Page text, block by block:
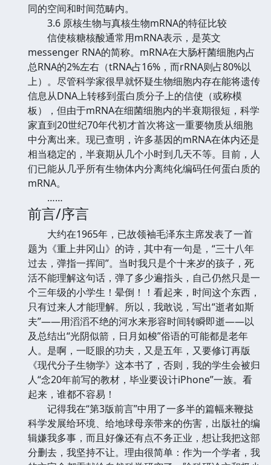
同的空间和时间范畴内。
3.6 原核生物与真核生物mRNA的特征比较
信使核糖核酸通常用mRNA表示，是英文
messenger RNA的简称。mRNA在大肠杆菌细胞内占
总RNA的2%左右（tRNA占16%，而rRNA则占80%以
上）。尽管科学家很早就怀疑生物细胞内存在能将遗传
信息从DNA上转移到蛋白质分子上的信使（或称模
板），但由于mRNA在细菌细胞内的半衰期很短，科学
家直到20世纪70年代初才首次将这一重要物质从细胞
中分离出来。现已查明，许多基因的mRNA在体内还是
相当稳定的，半衰期从几个小时到几天不等。目前，人
们已能从几乎所有生物体内分离纯化编码任何蛋白质的
mRNA。
……
前言/序言
大约在1965年，已故领袖毛泽东主席发表了一首
题为《重上井冈山》的诗，其中有一句是，“三十八年
过去，弹指一挥间”。当时我只是个十来岁的孩子，死
活不能理解这句话，弹了多少遍指头，自己仍然只是一
个三年级的小学生！晕倒！！看起来，时间这个东西，
只有过来人才能理解。所以，我敢说，写出“逝者如斯
夫”——用滔滔不绝的河水来形容时间转瞬即逝——以
及总结出“光阴似箭，日月如梭”俗语的可能都是老年
人。是啊，一眨眼的功夫，又是五年，又要修订再版
《现代分子生物学》这本书了，否则，我的学生会被归
人“念20年前写的教材，毕业要设计iPhone”一族。看
起来，谁都不容易！
记得我在“第3版前言”中用了一多半的篇幅来鞭挞
科学发展给环境、给地球母亲带来的伤害，出版社的编
辑嫌我多事，而且好像还有点不务正业，想让我把这部
分删去，我坚持不让。理由很简单：作为一个学者，我